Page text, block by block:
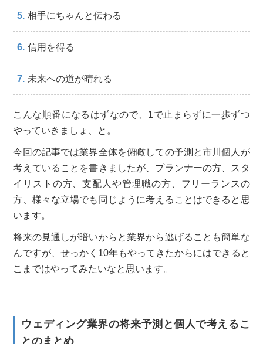
相手にちゃんと伝わる
信用を得る
未来への道が晴れる
こんな順番になるはずなので、1で止まらずに一歩ずつ
やっていきましょ、と。
今回の記事では業界全体を俯瞰しての予測と市川個人が
考えていることを書きましたが、プランナーの方、スタ
イリストの方、支配人や管理職の方、フリーランスの
方、様々な立場でも同じように考えることはできると思
います。
将来の見通しが暗いからと業界から逃げることも簡単な
んですが、せっかく10年もやってきたからにはできると
こまではやってみたいなと思います。
ウェディング業界の将来予測と個人で考えるこ
とのまとめ